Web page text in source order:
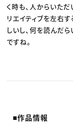
く時も、人からいた
リエイティブを左右
しいし、何を読んだ
ですね。
■作品情報